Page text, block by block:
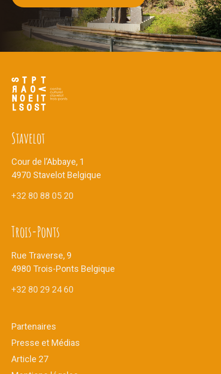
Stavelot
Cour de l’Abbaye, 1
4970 Stavelot Belgique
+32 80 88 05 20
Trois-Ponts
Rue Traverse, 9
4980 Trois-Ponts Belgique
+32 80 29 24 60
Partenaires
Presse et Médias
Article 27